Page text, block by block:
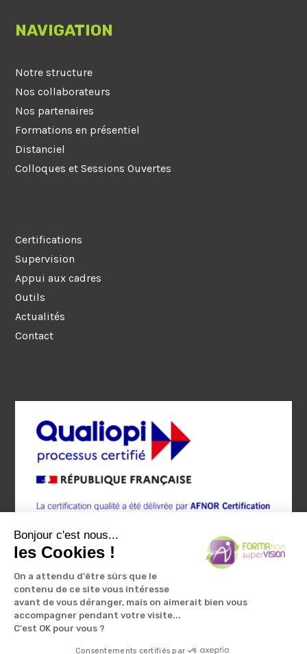
NAVIGATION
Notre structure
Nos collaborateurs
Nos partenaires
Formations en présentiel
Distanciel
Colloques et Sessions Ouvertes
Certifications
Supervision
Appui aux cadres
Outils
Actualités
Contact
conforme
Bonjour c'est nous...
les Cookies !
On a attendu d'être sûrs que le
contenu de ce site vous intéresse
avant de vous déranger, mais on aimerait bien vous
accompagner pendant votre visite...
C'est OK pour vous ?
Consentements certifiés par